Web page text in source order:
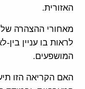
האזורית.
מאחורי ההצהרה של
לראות בו עניין
המושפעים.
האם הקריאה הזו